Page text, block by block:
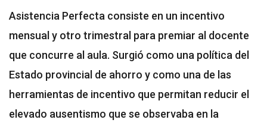
Asistencia Perfecta consiste en un incentivo
mensual y otro trimestral para premiar al docente
que concurre al aula. Surgió como una política del
Estado provincial de ahorro y como una de las
herramientas de incentivo que permitan reducir el
elevado ausentismo que se observaba en la